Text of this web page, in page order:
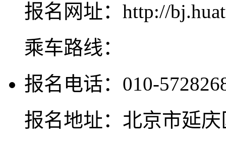
报名网址：http://
乘车路线：
报名电话：010-
报名地址：北京市延